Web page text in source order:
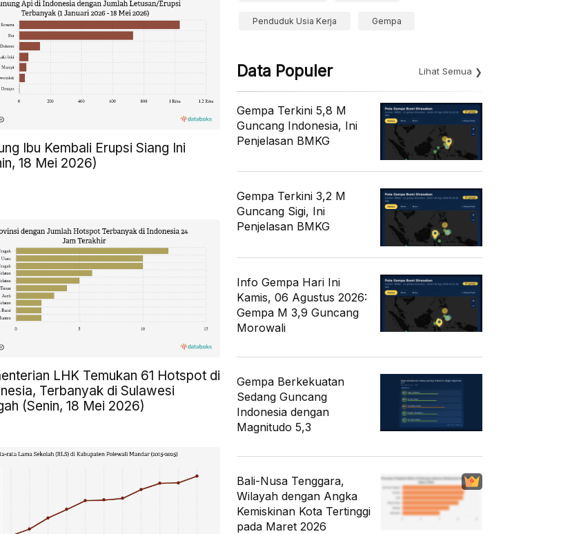
Ibu Kembali Erupsi Siang Ini
18 Mei 2026)
LHK Temukan 61 Hotspot di
Terbanyak di Sulawesi
(Senin, 18 Mei 2026)
Penduduk Usia Kerja Gempa
Data Populer Lihat Semua
Gempa Terkini 5,8 M
Guncang Indonesia, Ini
Penjelasan BMKG
Gempa Terkini 3,2 M
Guncang Sigi, Ini
Penjelasan BMKG
Info Gempa Hari Ini
Kamis, 06 Agustus 2026:
Gempa M 3,9 Guncang
Morowali
Gempa Berkekuatan
Sedang Guncang
Indonesia dengan
Magnitudo 5,3
Bali-Nusa Tenggara,
Wilayah dengan Angka
Kemiskinan Kota Tertinggi
pada Maret 2026